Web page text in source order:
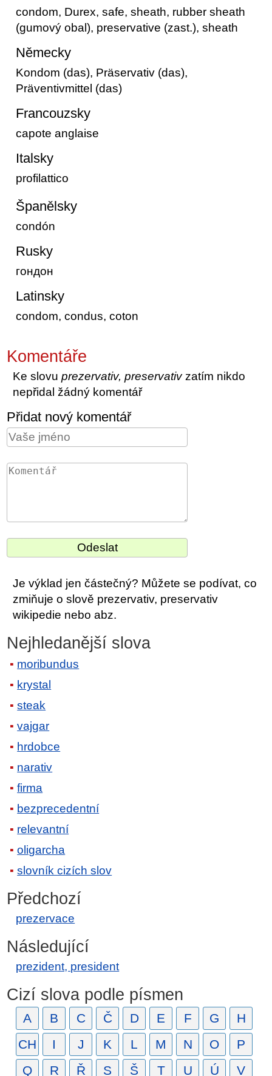
condom, Durex, safe, sheath, rubber sheath
(gumový obal), preservative (zast.), sheath
Německy
Kondom (das), Präservativ (das),
Präventivmittel (das)
Francouzsky
capote anglaise
Italsky
profilattico
Španělsky
condón
Rusky
гондон
Latinsky
condom, condus, coton
Komentáře
Ke slovuprezervativ, preservativzatím nikdo
nepřidal žádný komentář
Přidat nový komentář
Je výklad jen částečný? Můžete se podívat, co
zmiňuje o slově prezervativ, preservativ
wikipedie nebo abz.
Nejhledanější slova
moribundus
krystal
steak
vajgar
hrdobce
narativ
firma
bezprecedentní
relevantní
oligarcha
slovník cizích slov
Předchozí
prezervace
Následující
prezident, president
Cizí slova podle písmen
A B C Č D E F G
H
CH
I J K L M N O
P
Q
R Ř S Š T U Ú V